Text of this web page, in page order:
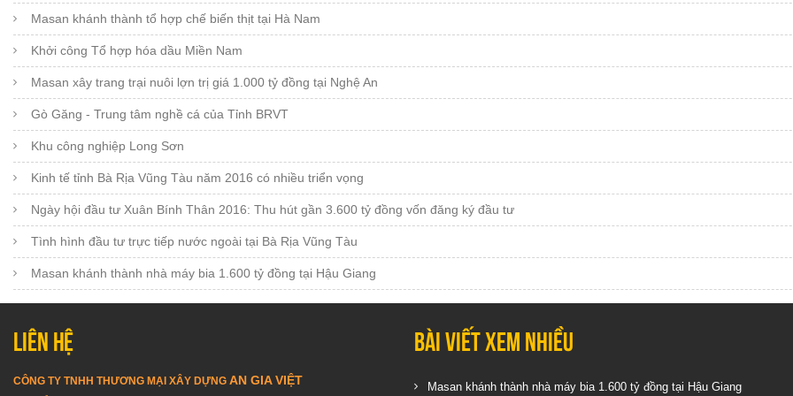
Masan khánh thành tổ hợp chế biến thịt tại Hà Nam
Khởi công Tổ hợp hóa dầu Miền Nam
Masan xây trang trại nuôi lợn trị giá 1.000 tỷ đồng tại Nghệ An
Gò Găng - Trung tâm nghề cá của Tỉnh BRVT
Khu công nghiệp Long Sơn
Kinh tế tỉnh Bà Rịa Vũng Tàu năm 2016 có nhiều triển vọng
Ngày hội đầu tư Xuân Bính Thân 2016: Thu hút gần 3.600 tỷ đồng vốn đăng ký đầu tư
Tình hình đầu tư trực tiếp nước ngoài tại Bà Rịa Vũng Tàu
Masan khánh thành nhà máy bia 1.600 tỷ đồng tại Hậu Giang
Liên hệ
CÔNG TY TNHH THƯƠNG MẠI XÂY DỰNG AN GIA VIỆT
Bài viết xem nhiều
Masan khánh thành nhà máy bia 1.600 tỷ đồng tại Hậu Giang